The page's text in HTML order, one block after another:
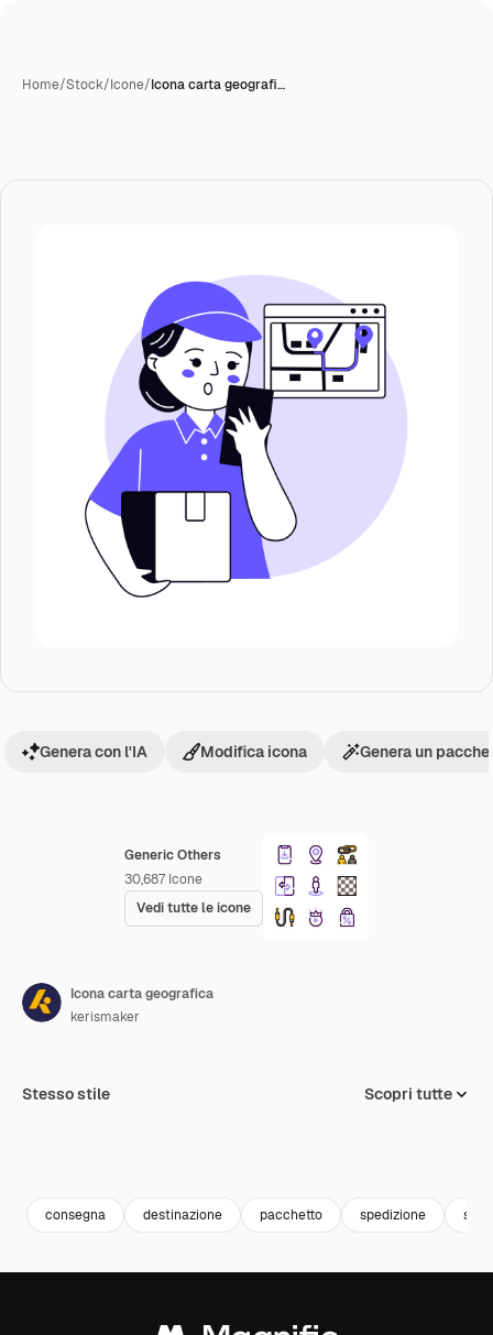
Home/Stock/Icone/Icona carta geografi…
Generic Others
30,687 Icone
Vedi tutte le icone
Genera con l'IA Modifica icona Genera un
Icona carta geografica
kerismaker
Stesso stile Scopri tutte
consegna destinazione pacchetto spedizione